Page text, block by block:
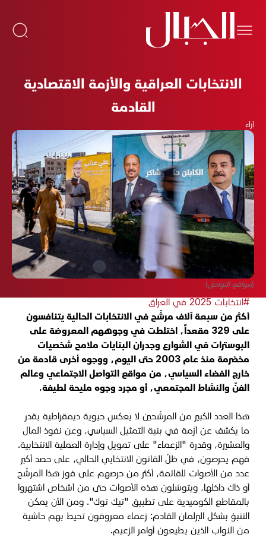
الانتخابات العراقية والأزمة الاقتصادية
القادمة
آراء
(مواقع التواصل)
#انتخابات 2025 في العراق
أكثر من سبعة آلاف مرشّح في الانتخابات الحالية يتنافسون
على 329 مقعداً، اختلطت في وجوههم المعروضة على
البوسترات في الشوارع وجدران البنايات ملامح شخصيات
مخضرمة منذ عام 2003 حتى اليوم، ووجوه أخرى قادمة من
خارج الفضاء السياسي، من مواقع التواصل الاجتماعي وعالم
الفنّ والنشاط المجتمعي، أو مجرد وجوه مليحة لطيفة.
هذا العدد الكبير من المرشّحين لا يعكس حيوية ديمقراطية بقدر
ما يكشف عن أزمة في بنية التمثيل السياسي، وعن نفوذ المال
والعشيرة، وقدرة "الزعماء" على تمويل وإدارة العملية الانتخابية.
فهم يحرصون، في ظلّ القانون الانتخابي الحالي، على حصد أكبر
عدد من الأصوات للقائمة، أكثر من حرصهم على فوز هذا المرشّح
أو ذاك داخلها، ويتوسّلون هذه الأصوات حتى من أشخاص اشتهروا
بالمقاطع الكوميدية على تطبيق "تيك توك". ومن الآن يمكن
التنبؤ بشكل البرلمان القادم: زعماء معروفون تحيط بهم حاشية
من النواب الذين يطيعون أوامر الزعيم.